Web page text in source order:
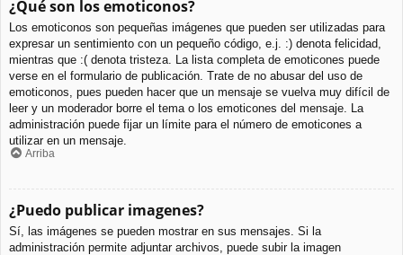
¿Qué son los emoticonos?
Los emoticonos son pequeñas imágenes que pueden ser utilizadas para
expresar un sentimiento con un pequeño código, e.j. :) denota felicidad,
mientras que :( denota tristeza. La lista completa de emoticones puede
verse en el formulario de publicación. Trate de no abusar del uso de
emoticonos, pues pueden hacer que un mensaje se vuelva muy difícil de
leer y un moderador borre el tema o los emoticones del mensaje. La
administración puede fijar un límite para el número de emoticones a
utilizar en un mensaje.
Arriba
¿Puedo publicar imagenes?
Sí, las imágenes se pueden mostrar en sus mensajes. Si la
administración permite adjuntar archivos, puede subir la imagen